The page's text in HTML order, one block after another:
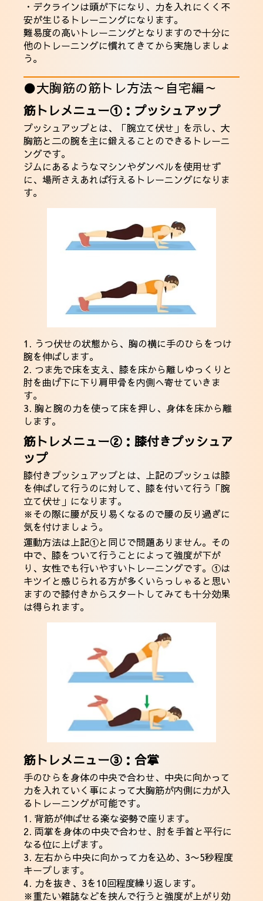
・デクラインは頭が下になり、力を入れにくく不
安が生じるトレーニングになります。
難易度の高いトレーニングとなりますので十分に
他のトレーニングに慣れてきてから実施しましょ
う。
●大胸筋の筋トレ方法～自宅編～
筋トレメニュー①：プッシュアップ
プッシュアップとは、「腕立て伏せ」を示し、大
胸筋と二の腕を主に鍛えることのできるトレーニ
ングです。
ジムにあるようなマシンやダンベルを使用せず
に、場所さえあれば行えるトレーニングになりま
す。
1. うつ伏せの状態から、胸の横に手のひらをつけ
腕を伸ばします。
2. つま先で床を支え、膝を床から離しゆっくりと
肘を曲げ下に下り肩甲骨を内側へ寄せていきま
す。
3. 胸と腕の力を使って床を押し、身体を床から離
します。
筋トレメニュー②：膝付きプッシュア
ップ
膝付きプッシュアップとは、上記のプッシュは膝
を伸ばして行うのに対して、膝を付いて行う「腕
立て伏せ」になります。
※その際に腰が反り易くなるので腰の反り過ぎに
気を付けましょう。
運動方法は上記①と同じで問題ありません。その
中で、膝をついて行うことによって強度が下が
り、女性でも行いやすいトレーニングです。①は
キツイと感じられる方が多くいらっしゃると思い
ますので膝付きからスタートしてみても十分効果
は得られます。
筋トレメニュー③：合掌
手のひらを身体の中央で合わせ、中央に向かって
力を入れていく事によって大胸筋が内側に力が入
るトレーニングが可能です。
1. 背筋が伸ばせる楽な姿勢で座ります。
2. 両掌を身体の中央で合わせ、肘を手首と平行に
なる位に上げます。
3. 左右から中央に向かって力を込め、3〜5秒程度
キープします。
4. 力を抜き、3を10回程度繰り返します。
※重たい雑誌などを挟んで行うと強度が上がり効